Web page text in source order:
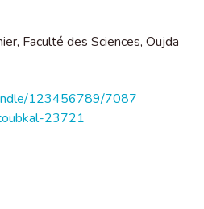
Faculté des Sciences, Oujda
123456789/7087
23721